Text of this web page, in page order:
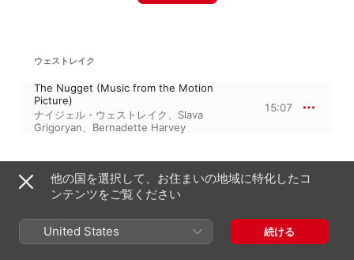
ウェストレイク
The Nugget (Music from the Motion
Picture)
ナイジェル・ウェストレイク、 Slava
Grigoryan、 Bernadette Harvey
15:07
2023年12月11日
1トラック、15分
℗ 2023 Nigel Westlake
他の国を選択して、お住まいの地域に特化したコ
ンテンツをご覧ください
United States 続ける